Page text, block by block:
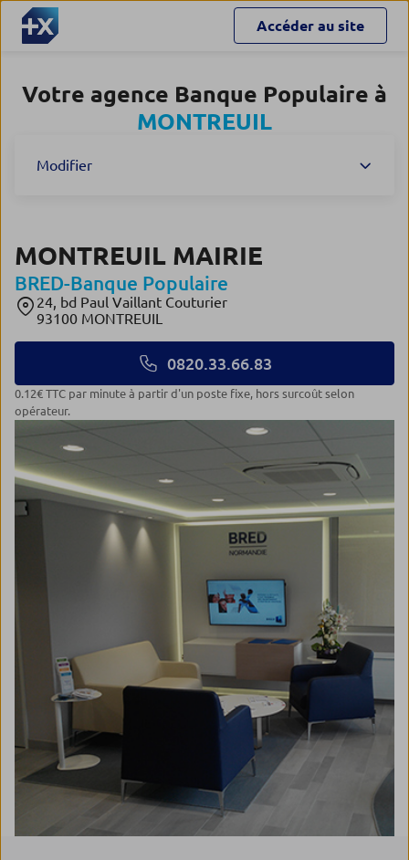
Accéder au site
Votre agence Banque Populaire à
MONTREUIL
Modifier
MONTREUIL MAIRIE
BRED-Banque Populaire
24, bd Paul Vaillant Couturier
93100 MONTREUIL
0820.33.66.83
0.12€ TTC par minute à partir d'un poste fixe, hors surcoût selon
opérateur.